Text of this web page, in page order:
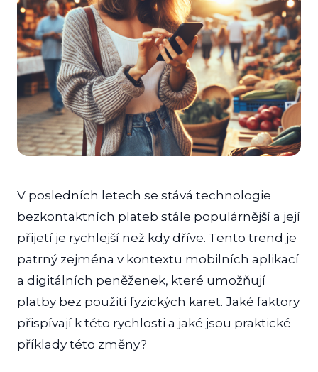
V posledních letech se stává technologie
bezkontaktních plateb stále populárnější a její
přijetí je rychlejší než kdy dříve. Tento trend je
patrný zejména v kontextu mobilních aplikací
a digitálních peněženek, které umožňují
platby bez použití fyzických karet. Jaké faktory
přispívají k této rychlosti a jaké jsou praktické
příklady této změny?